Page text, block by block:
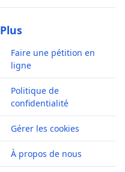
Plus
Faire une pétition en
ligne
Politique de
confidentialité
Gérer les cookies
À propos de nous